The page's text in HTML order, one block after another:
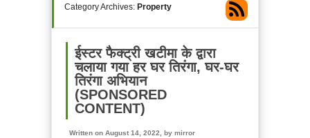
Category Archives: Property
ईस्टर फैक्ट्री खटीमा के द्वारा
चलाया गया हर घर तिरंगा, घर-घर
तिरंगा अभियान
(SPONSORED
CONTENT)
Written on August 14, 2022, by mirror